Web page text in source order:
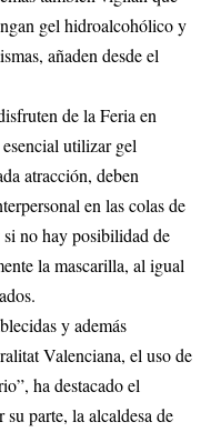
gel hidroalcohólico y
añaden desde el
de la Feria en
esencial utilizar gel
atracción, deben
en las colas de
si no hay posibilidad de
la mascarilla, al igual
y además
Valenciana, el uso de
ha destacado el
parte, la alcaldesa de